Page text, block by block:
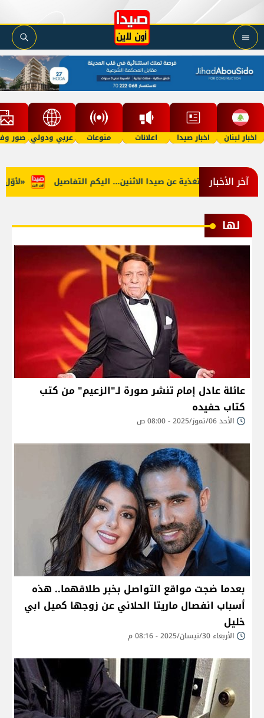
اخبار لبنان اخبار صيدا اعلانات منوعات عربي ودولي صور
آخر الأخبار «لأوّل توقف التغذية عن صيدا الاثنين... اليكم التفاصيل
لها
عائلة عادل إمام تنشر صورة لـ"الزعيم" من كتب
كتاب حفيده
الأحد 06/تموز/2025 - 08:00 ص
بعدما ضجت مواقع التواصل بخبر طلاقهما.. هذه
أسباب انفصال ماريتا الحلاني عن زوجها كميل ابي
خليل
الأربعاء 30/نيسان/2025 - 08:16 م